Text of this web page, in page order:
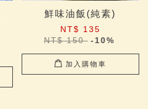
鮮味油飯(純素)
NT$ 135
NT$ 150 -10%
加入購物車